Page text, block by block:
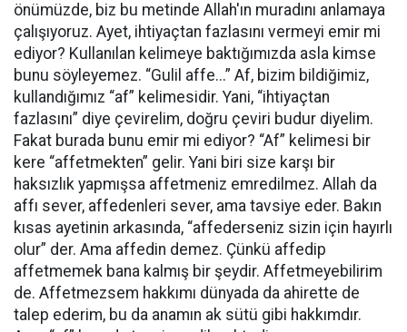
önümüzde, biz bu metinde Allah'ın muradını anlamaya
çalışıyoruz. Ayet, ihtiyaçtan fazlasını vermeyi emir mi
ediyor? Kullanılan kelimeye baktığımızda asla kimse
bunu söyleyemez. “Gulil affe...” Af, bizim bildiğimiz,
kullandığımız “af” kelimesidir. Yani, “ihtiyaçtan
fazlasını” diye çevirelim, doğru çeviri budur diyelim.
Fakat burada bunu emir mi ediyor? “Af” kelimesi bir
kere “affetmekten” gelir. Yani biri size karşı bir
haksızlık yapmışsa affetmeniz emredilmez. Allah da
affı sever, affedenleri sever, ama tavsiye eder. Bakın
kısas ayetinin arkasında, “affederseniz sizin için hayırlı
olur” der. Ama affedin demez. Çünkü affedip
affetmemek bana kalmış bir şeydir. Affetmeyebilirim
de. Affetmezsem hakkımı dünyada da ahirette de
talep ederim, bu da anamın ak sütü gibi hakkımdır.